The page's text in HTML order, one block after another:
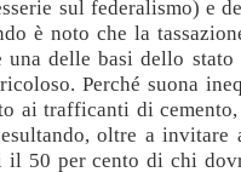
sul federalismo) e
è noto che la
una delle basi dello stato
Perché suona
ai trafficanti di cemento,
oltre a invitare
il 50 per cento di chi